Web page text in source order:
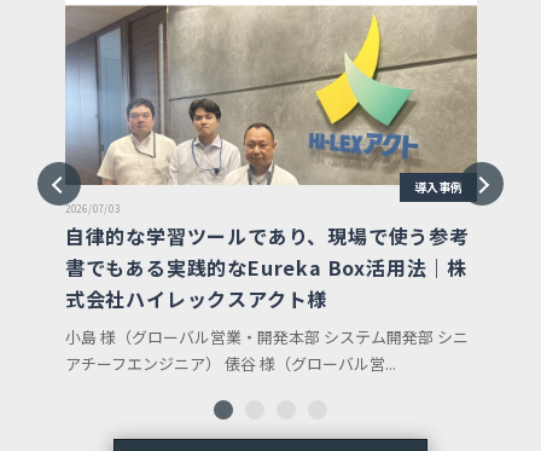
Previous
2026/07/03
自律的な学習ツールであり、現場で使う参考
書でもある実践的なEureka Box活用法｜株
式会社ハイレックスアクト様
小島 様（グローバル営業・開発本部 システム開発部 シニ
アチーフエンジニア） 俵谷 様（グローバル営...
導入事例Next